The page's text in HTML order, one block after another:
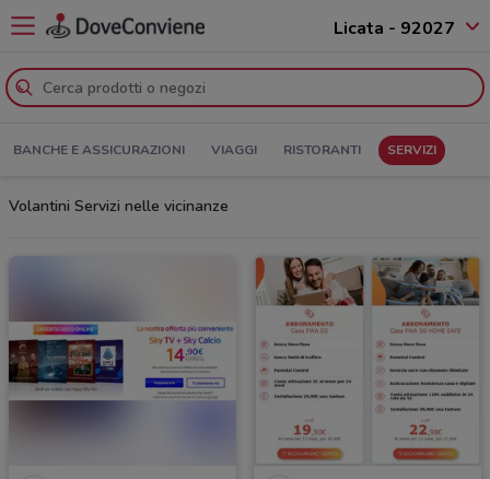
Licata - 92027
BANCHE E ASSICURAZIONI VIAGGI RISTORANTI SERVIZI
Volantini Servizi nelle vicinanze